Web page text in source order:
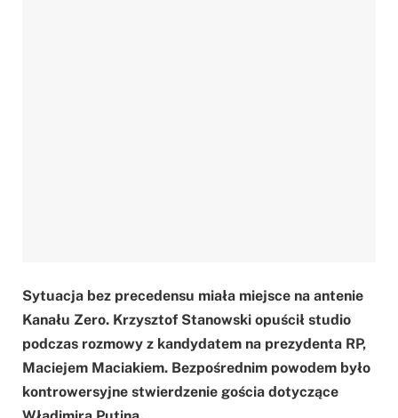
Sytuacja bez precedensu miała miejsce na antenie
Kanału Zero. Krzysztof Stanowski opuścił studio
podczas rozmowy z kandydatem na prezydenta RP,
Maciejem Maciakiem. Bezpośrednim powodem było
kontrowersyjne stwierdzenie gościa dotyczące